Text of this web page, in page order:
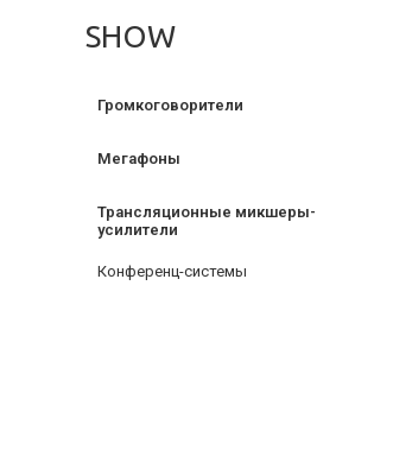
SHOW
Громкоговорители
Мегафоны
Трансляционные микшеры-
усилители
Конференц-системы